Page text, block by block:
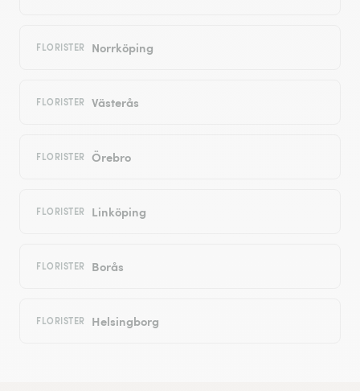
FLORISTER Norrköping
FLORISTER Västerås
FLORISTER Örebro
FLORISTER Linköping
FLORISTER Borås
FLORISTER Helsingborg